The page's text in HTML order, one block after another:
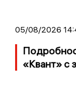
05/08/2026
«Квант» с